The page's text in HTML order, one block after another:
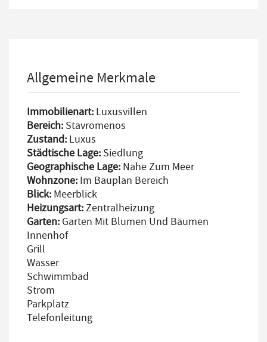
Allgemeine Merkmale
Immobilienart: Luxusvillen
Bereich: Stavromenos
Zustand: Luxus
Städtische Lage: Siedlung
Geographische Lage: Nahe Zum Meer
Wohnzone: Im Bauplan Bereich
Blick: Meerblick
Heizungsart:Zentralheizung
Garten: Garten Mit Blumen Und Bäumen
Innenhof
Grill
Wasser
Schwimmbad
Strom
Parkplatz
Telefonleitung